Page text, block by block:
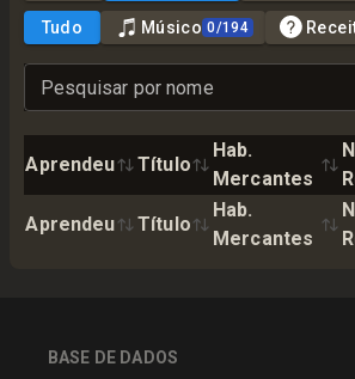
Tudo Músico 0/194
Pesquisar por nome
Aprendeu Título
Hab.
Mercantes
Aprendeu Título
Hab.
Mercantes
BASE DE DADOS